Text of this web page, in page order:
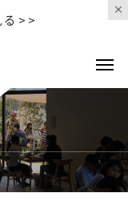
る>>